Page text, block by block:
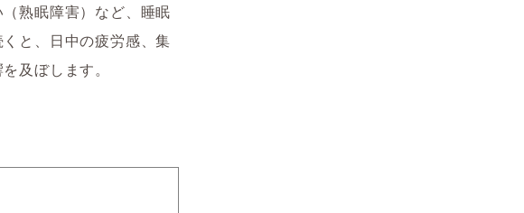
熟眠障害）など、睡眠
と、日中の疲労感、集
及ぼします。